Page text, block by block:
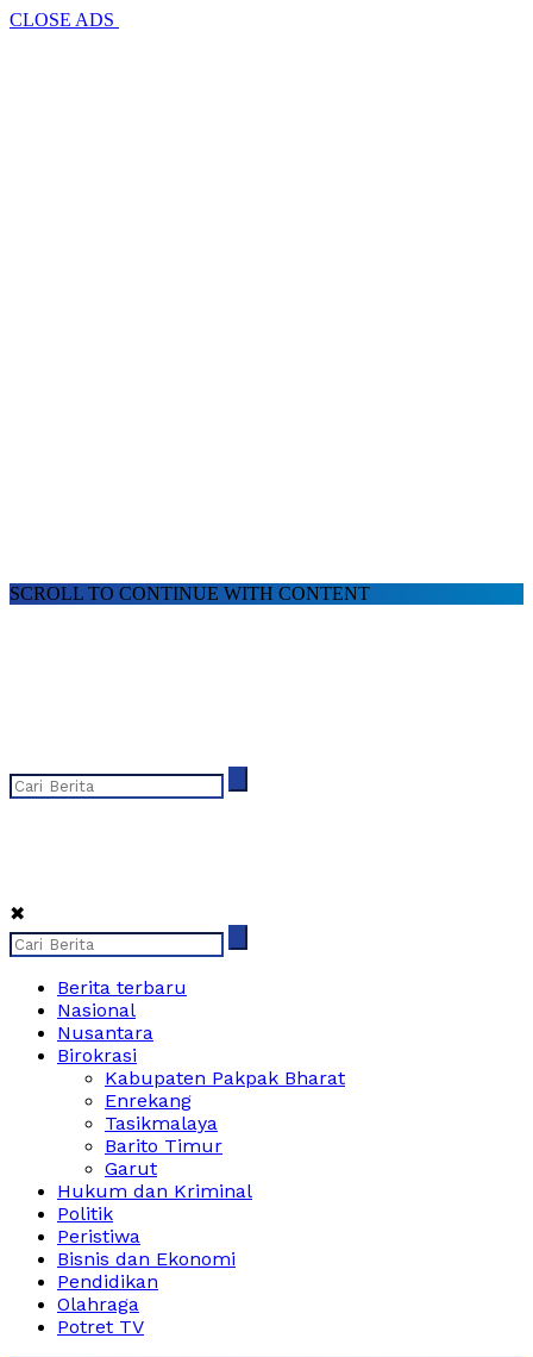
CLOSE ADS
SCROLL TO CONTINUE WITH CONTENT
✖
Berita terbaru
Nasional
Nusantara
Birokrasi
Kabupaten Pakpak Bharat
Enrekang
Tasikmalaya
Barito Timur
Garut
Hukum dan Kriminal
Politik
Peristiwa
Bisnis dan Ekonomi
Pendidikan
Olahraga
Potret TV